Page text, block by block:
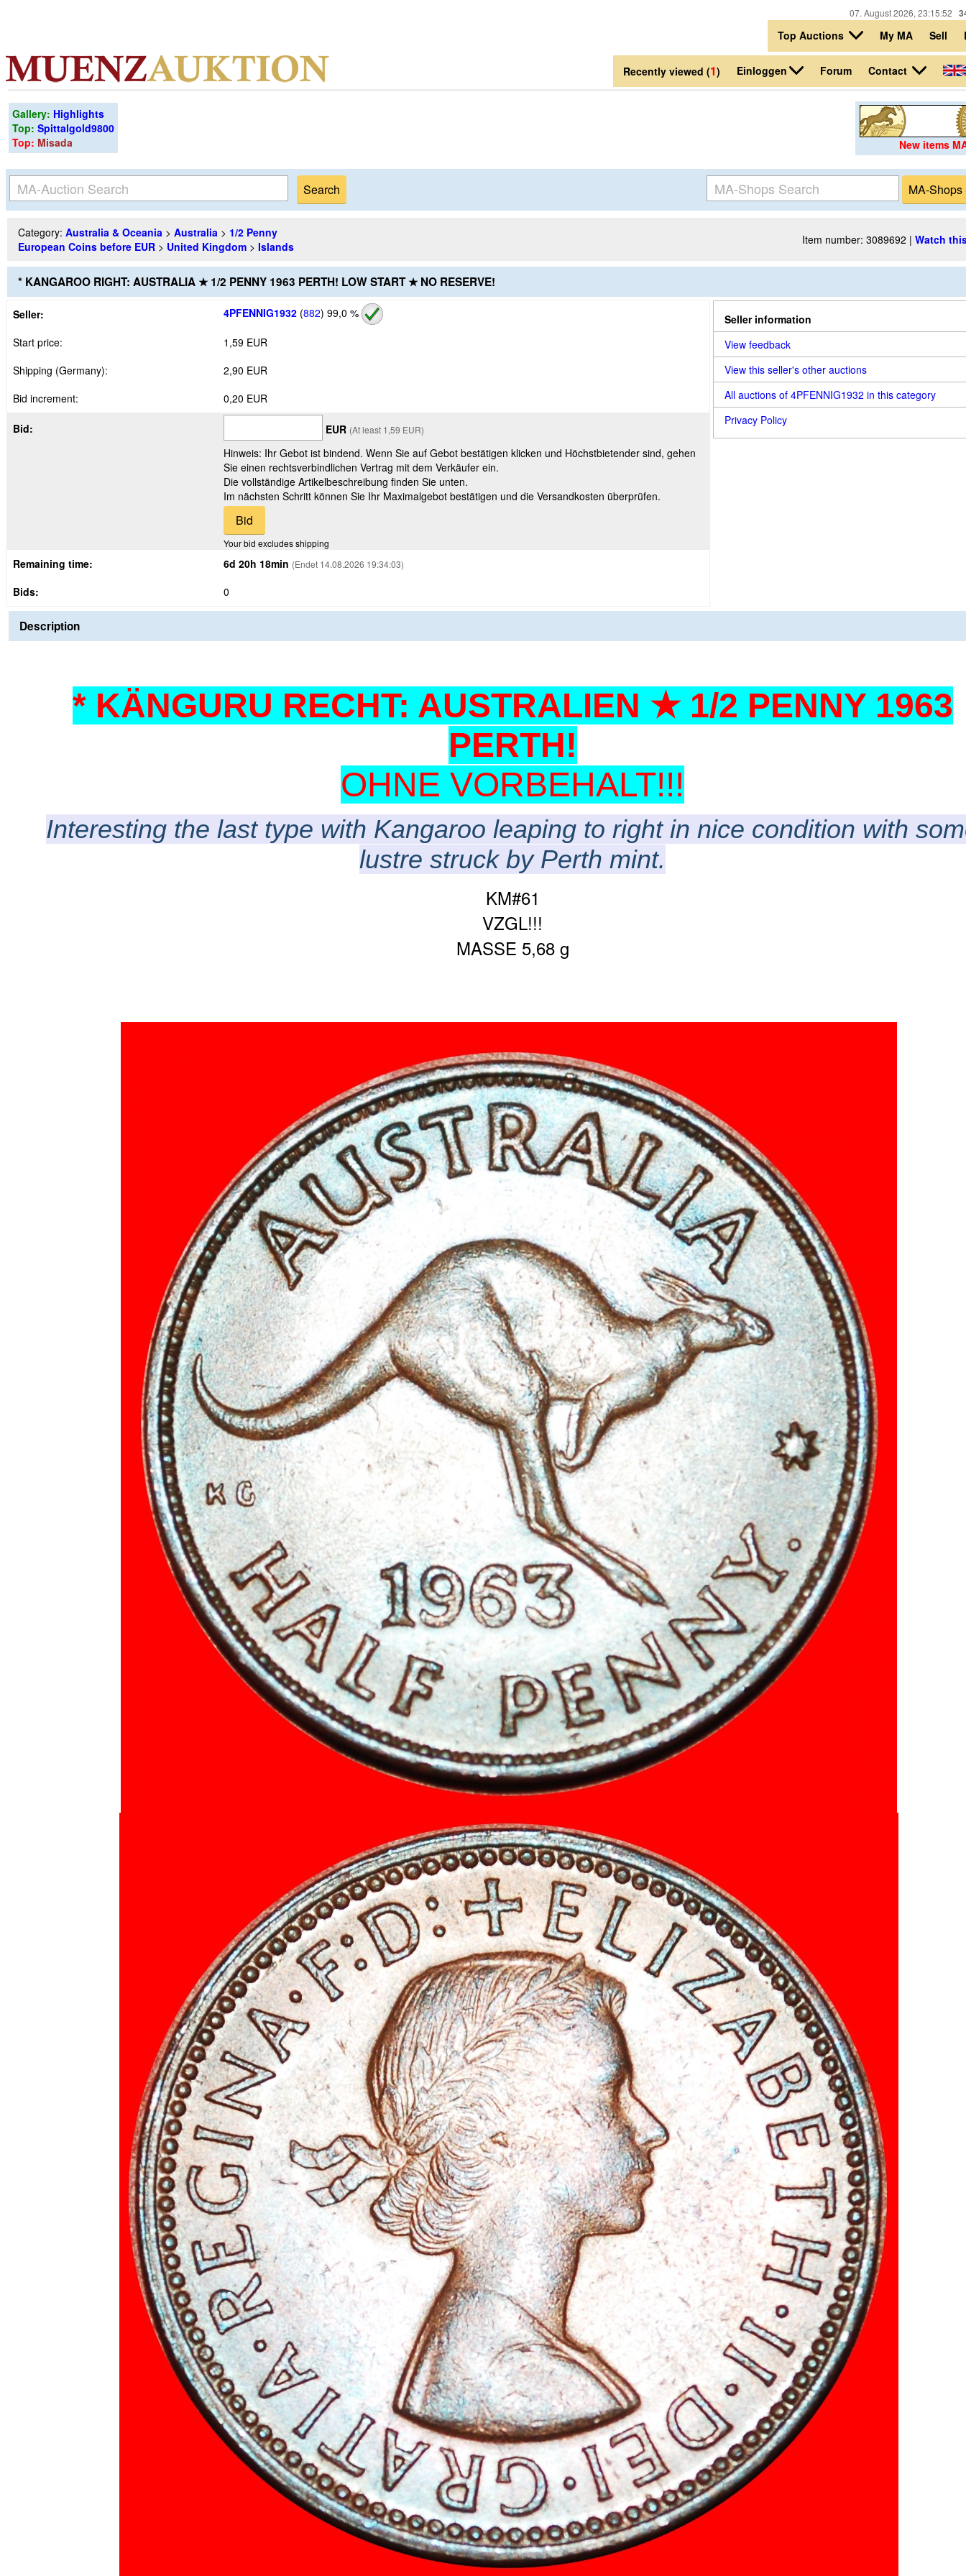
07. August 2026, 23:15:52
Top Auctions My MA Sell
Recently viewed (1) Einloggen Forum Contact
Gallery: Highlights
Top: Spittalgold9800
Top: Misada New items
Category: Australia & Oceania > Australia > 1/2 Penny
European Coins before EUR > United Kingdom > Islands Item number: 3089692 | Watch
* KANGAROO RIGHT: AUSTRALIA ★ 1/2 PENNY 1963 PERTH! LOW START ★ NO RESERVE!
Seller: 4PFENNIG1932 (882) 99,0 %
Start price:
1,59 EUR
Shipping (Germany):
2,90 EUR
Bid increment:
0,20 EUR
Bid: EUR (At least 1,59 EUR)
Hinweis: Ihr Gebot ist bindend. Wenn Sie auf Gebot bestätigen klicken und Höchstbietender sind, gehen
Sie einen rechtsverbindlichen Vertrag mit dem Verkäufer ein.
Die vollständige Artikelbeschreibung finden Sie unten.
Im nächsten Schritt können Sie Ihr Maximalgebot bestätigen und die Versandkosten überprüfen.
Your bid excludes shipping
Remaining time: 6d 20h 18min (Endet 14.08.2026 19:34:03)
Bids: 0
Seller information
View feedback
View this seller's other auctions
All auctions of 4PFENNIG1932 in this category
Privacy Policy
Description
* KÄNGURU RECHT: AUSTRALIEN ★ 1/2 PENNY 1963
PERTH!
OHNE VORBEHALT!!!
Interesting the last type with Kangaroo leaping to right in nice condition with
lustre struck by Perth mint.
KM#61
VZGL!!!
MASSE 5,68 g